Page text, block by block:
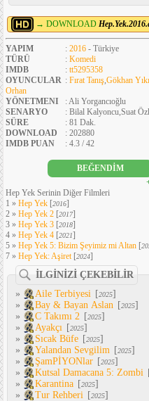
→ DOWNLOAD
YAPIM : 2016 - Türkiye
TÜRÜ
: Komedi
IMDB
: tt5295358
OYUNCULAR : Fırat Tanış Gökhan
Orhan
YÖNETMENI
: Ali Yorgancıoğlu
SENARYO
: Bilal Kalyoncu,Suat
SÜRE
: 81 Dak.
DOWNLOAD
: 202880
IMDB PUAN
: 4.3 / 42
BEĞENDİM
Hep Yek Serinin Diğer Filmleri
1 » Hep Yek [2016]
2 » Hep Yek 2 [2017]
3 » Hep Yek 3 [2018]
4 » Hep Yek 4 [2021]
5 » Hep Yek 5: Bizim Şeyimiz mi Altan [
7 » Hep Yek: Aşiret [2024]
İLGİNİZİ ÇEKEBİLİR
»
Aile Terbiyesi [2025]
»
Bay & Bayan Aslan [2025]
»
C Takımı 2 [2025]
»
Ayakçı [2025]
»
Sıcak Büfe [2025]
»
Yalandan Sevgilim [2025]
»
ŞamPİYONlar [2025]
»
Kutsal Damacana 5: Zombi
»
Karantina [2025]
»
Tur Rehberi [2025]